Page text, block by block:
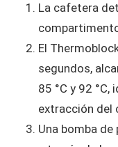
La cafetera
El
segundos,
85 °C y 92 °C,
extracción del
Una bomba